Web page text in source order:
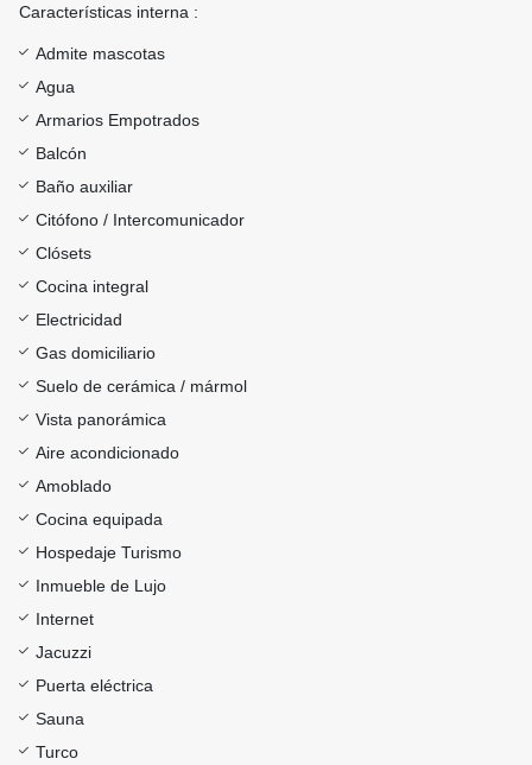
Características interna :
Admite mascotas
Agua
Armarios Empotrados
Balcón
Baño auxiliar
Citófono / Intercomunicador
Clósets
Cocina integral
Electricidad
Gas domiciliario
Suelo de cerámica / mármol
Vista panorámica
Aire acondicionado
Amoblado
Cocina equipada
Hospedaje Turismo
Inmueble de Lujo
Internet
Jacuzzi
Puerta eléctrica
Sauna
Turco